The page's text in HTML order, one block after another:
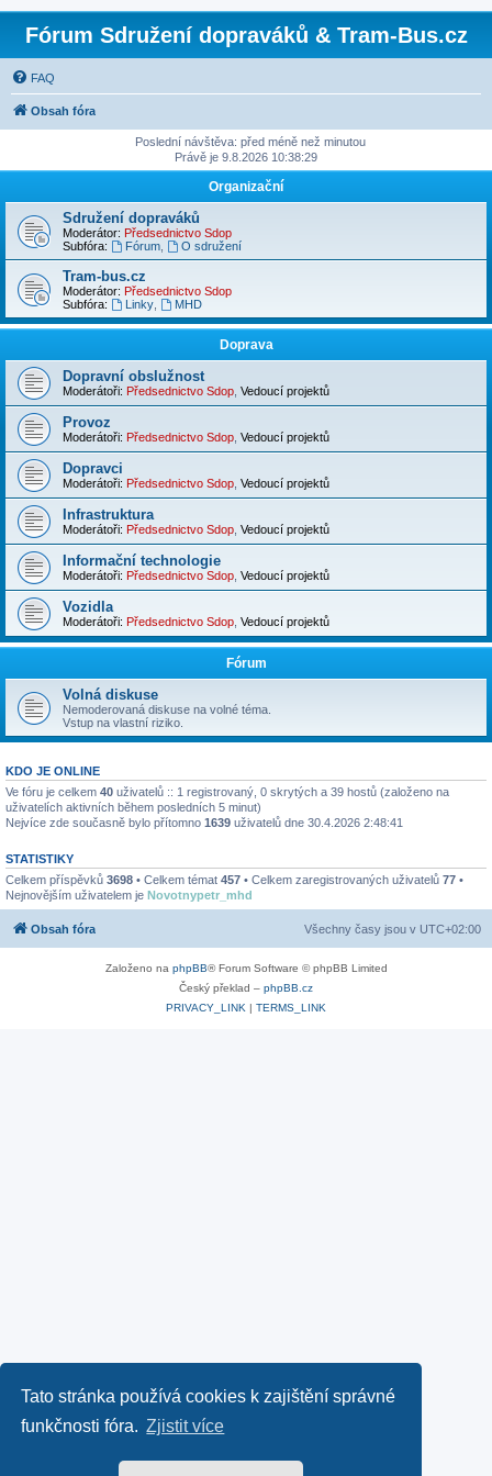
Tato stránka používá cookies k zajištění správné
funkčnosti fóra. Zjistit více
Fórum Sdružení dopraváků & Tram-Bus.cz
FAQ
Obsah fóra
Poslední návštěva: před méně než minutou
Právě je 9.8.2026 10:38:29
Organizační
Sdružení dopraváků
Moderátor: Předsednictvo Sdop
Subfóra:
Fórum, O sdružení
Tram-bus.cz
Moderátor: Předsednictvo Sdop
Subfóra:
Linky, MHD
Doprava
Dopravní obslužnost
Moderátoři: Předsednictvo Sdop Vedoucí projektů
Provoz
Moderátoři: Předsednictvo Sdop Vedoucí projektů
Dopravci
Moderátoři: Předsednictvo Sdop Vedoucí projektů
Infrastruktura
Moderátoři: Předsednictvo Sdop Vedoucí projektů
Informační technologie
Moderátoři: Předsednictvo Sdop Vedoucí projektů
Vozidla
Moderátoři: Předsednictvo Sdop Vedoucí projektů
Fórum
Volná diskuse
Nemoderovaná diskuse na volné téma.
Vstup na vlastní riziko.
KDO JE ONLINE
Ve fóru je celkem 40 uživatelů :: 1 registrovaný, 0 skrytých a 39 hostů (založeno na
uživatelích aktivních během posledních 5 minut)
Nejvíce zde současně bylo přítomno 1639 uživatelů dne 30.4.2026 2:48:41
STATISTIKY
Celkem příspěvků 3698 • Celkem témat 457 • Celkem zaregistrovaných uživatelů 77 •
Nejnovějším uživatelem je Novotnypetr_mhd
Obsah fóra Všechny časy jsou v UTC+02:00
Založeno na phpBB® Forum Software © phpBB Limited
Český překlad – phpBB.cz
PRIVACY_LINK | TERMS_LINK